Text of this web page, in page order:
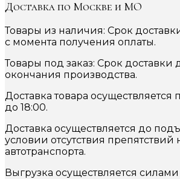
Доставка по Москве и МО
Товары из наличия: Срок
с момента получения оплаты.
Товары под заказ: Срок доставки
окончания производства.
Доставка товара осуществляется
до 18:00.
Доставка осуществляется до
условии отсутствия препятствий
автотранспорта.
Выгрузка осуществляется силами